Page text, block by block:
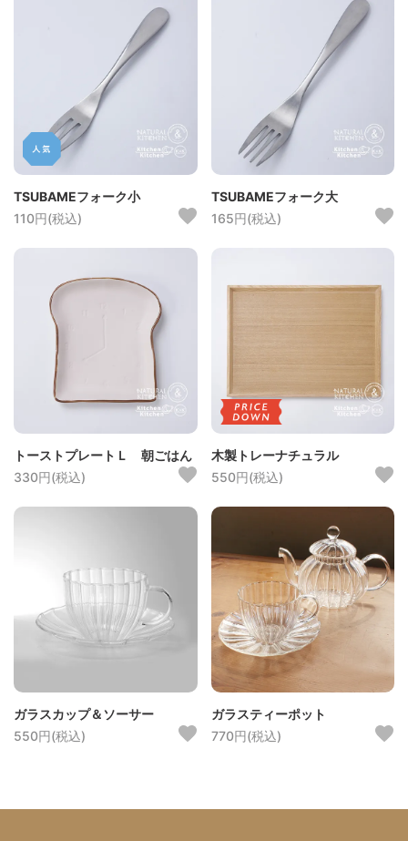
TSUBAMEフォーク小
110円(税込)
TSUBAMEフォーク大
165円(税込)
トーストプレートＬ 朝ごはん
330円(税込)
木製トレーナチュラル
550円(税込)
ガラスカップ＆ソーサー
550円(税込)
ガラスティーポット
770円(税込)